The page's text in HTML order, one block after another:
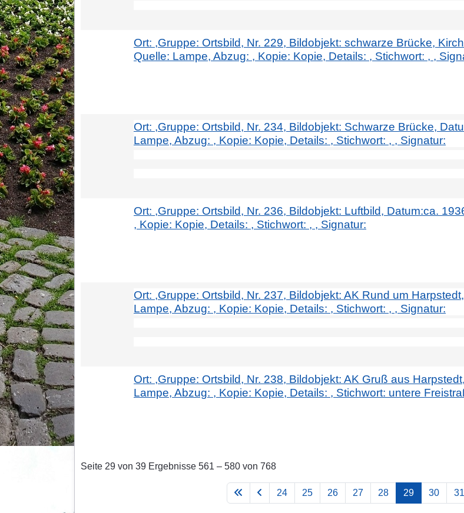
Ort: ,Gruppe: Ortsbild, Nr. 229, Bildobjekt: schwarze Brücke,
Quelle: Lampe, Abzug: , Kopie: Kopie, Details: , Stichwort: , ,
Ort: ,Gruppe: Ortsbild, Nr. 234, Bildobjekt: Schwarze Brücke,
Lampe, Abzug: , Kopie: Kopie, Details: , Stichwort: , , Signatur:
Ort: ,Gruppe: Ortsbild, Nr. 236, Bildobjekt: Luftbild, Datum:ca.
, Kopie: Kopie, Details: , Stichwort: , , Signatur:
Ort: ,Gruppe: Ortsbild, Nr. 237, Bildobjekt: AK Rund um
Lampe, Abzug: , Kopie: Kopie, Details: , Stichwort: , , Signatur:
Ort: ,Gruppe: Ortsbild, Nr. 238, Bildobjekt: AK Gruß aus
Lampe, Abzug: , Kopie: Kopie, Details: , Stichwort: untere
Seite 29 von 39 Ergebnisse 561 – 580 von 768
24 25 26 27 28 29 30 31